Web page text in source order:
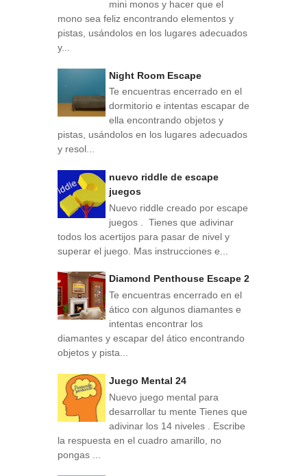
mini monos y hacer que el
mono sea feliz encontrando elementos y
pistas, usándolos en los lugares adecuados
y...
Night Room Escape
Te encuentras encerrado en el
dormitorio e intentas escapar de
ella encontrando objetos y
pistas, usándolos en los lugares adecuados
y resol...
nuevo riddle de escape
juegos
Nuevo riddle creado por escape
juegos . Tienes que adivinar
todos los acertijos para pasar de nivel y
superar el juego. Mas instrucciones e...
Diamond Penthouse Escape 2
Te encuentras encerrado en el
ático con algunos diamantes e
intentas encontrar los
diamantes y escapar del ático encontrando
objetos y pista...
Juego Mental 24
Nuevo juego mental para
desarrollar tu mente Tienes que
adivinar los 14 niveles . Escribe
la respuesta en el cuadro amarillo, no
pongas ...